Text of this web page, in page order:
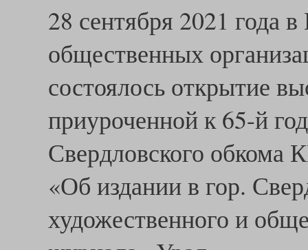
28 сентября 2021 года
общественных
состоялось открытие
приуроченной к 65-й
Свердловского обкома
«Об издании в гор.
художественного и